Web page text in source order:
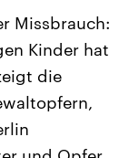
Beiträge,
und
die Vereinigten
Ländern
Einfluss auf
Missbrauch:
Kinder hat
die